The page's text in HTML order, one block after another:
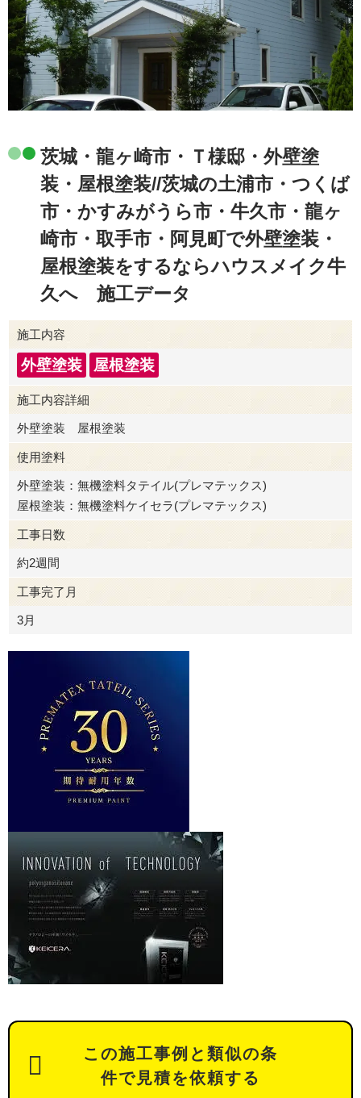
茨城・龍ヶ崎市・Ｔ様邸・外壁塗
装・屋根塗装//茨城の土浦市・つくば
市・かすみがうら市・牛久市・龍ヶ
崎市・取手市・阿見町で外壁塗装・
屋根塗装をするならハウスメイク牛
久へ 施工データ
施工内容
外壁塗装 屋根塗装
施工内容詳細
外壁塗装 屋根塗装
使用塗料
外壁塗装：無機塗料タテイル(プレマテックス)
屋根塗装：無機塗料ケイセラ(プレマテックス)
工事日数
約2週間
工事完了月
3月
この施工事例と類似の条
件で見積を依頼する